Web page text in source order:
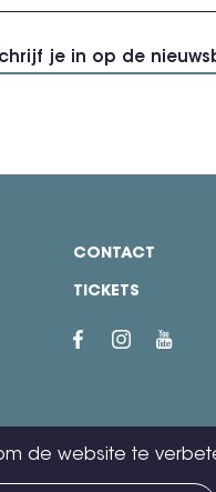
de website te
CONTACT
TICKETS